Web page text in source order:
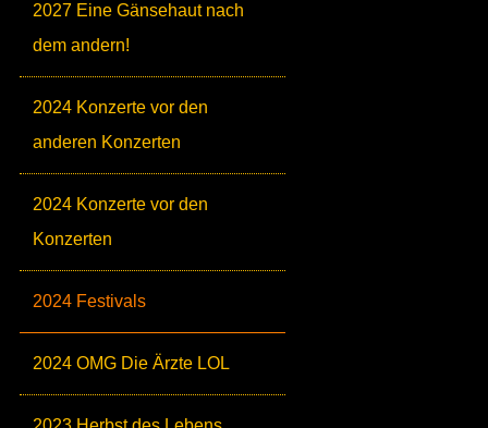
2027 Eine Gänsehaut nach
dem andern!
2024 Konzerte vor den
anderen Konzerten
2024 Konzerte vor den
Konzerten
2024 Festivals
2024 OMG Die Ärzte LOL